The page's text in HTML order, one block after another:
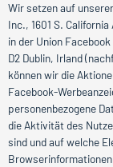
Wir setzen auf
Inc., 1601 S.
in der Union
D2 Dublin, Irland
können wir die
Facebook-
personenbezogene
die Aktivität des
sind und auf welche